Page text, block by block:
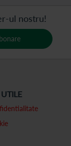
ul nostru!